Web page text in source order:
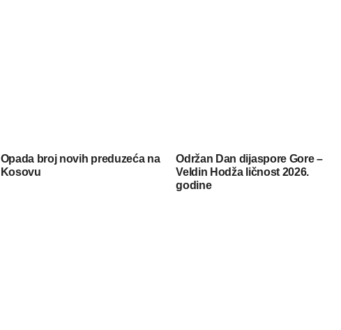
Opada broj novih preduzeća na
Kosovu
Održan Dan dijaspore Gore –
Veldin Hodža ličnost 2026.
godine